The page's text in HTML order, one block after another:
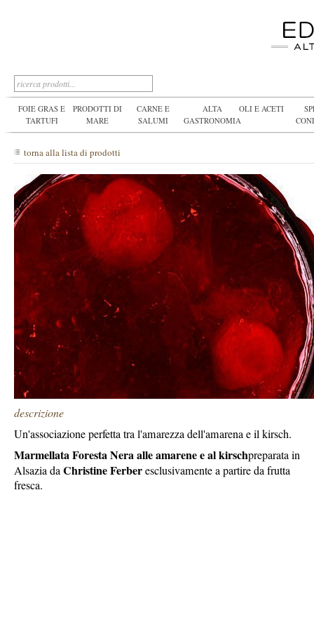
FOIE GRAS E
TARTUFI
PRODOTTI DI
MARE
CARNE E
SALUMI
ALTA
GASTRONOMIA
OLI E ACETI
torna alla lista di prodotti
descrizione
Un'associazione perfetta tra l'amarezza dell'amarena e il kirsch.
Marmellata Foresta Nera alle amarene e al kirschpreparata in
Alsazia daChristine Ferberesclusivamente a partire da frutta
fresca.